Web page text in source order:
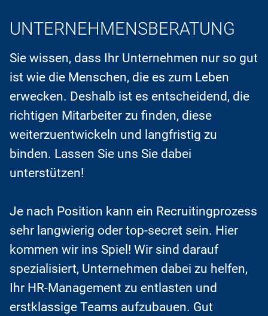
UNTERNEHMENS­BERATUNG
Sie wissen, dass Ihr Unternehmen nur so gut
ist wie die Menschen, die es zum Leben
erwecken. Deshalb ist es entscheidend, die
richtigen Mitarbeiter zu finden, diese
weiterzuentwickeln und langfristig zu
binden. Lassen Sie uns Sie dabei
unterstützen!
Je nach Position kann ein Recruitingprozess
sehr langwierig oder top-secret sein. Hier
kommen wir ins Spiel! Wir sind darauf
spezialisiert, Unternehmen dabei zu helfen,
Ihr HR-Management zu entlasten und
erstklassige Teams aufzubauen. Gut